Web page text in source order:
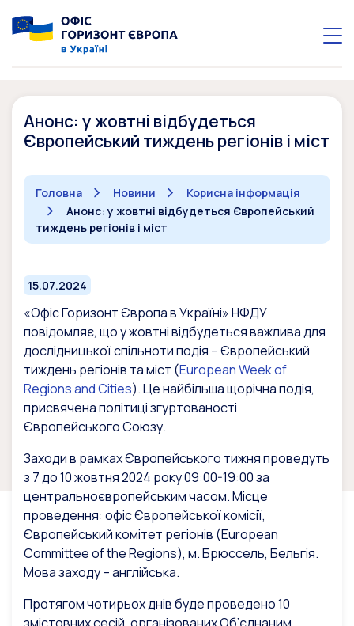
Анонс: у жовтні відбудеться
Європейський тиждень регіонів і міст
Головна Новини
Корисна інформація
Анонс: у жовтні відбудеться Європейський
тиждень регіонів і міст
15.07.2024
«Офіс Горизонт Європа в Україні» НФДУ
повідомляє, що у жовтні відбудеться важлива для
дослідницької спільноти подія – Європейський
тиждень регіонів та міст (European Week of
Regions and Cities). Це найбільша щорічна подія,
присвячена політиці згуртованості
Європейського Союзу.
Заходи в рамках Європейського тижня проведуть
з 7 до 10 жовтня 2024 року 09:00-19:00 за
центральноєвропейським часом. Місце
проведення: офіс Європейської комісії,
Європейський комітет регіонів (European
Committee of the Regions), м. Брюссель, Бельгія.
Мова заходу – англійська.
Протягом чотирьох днів буде проведено 10